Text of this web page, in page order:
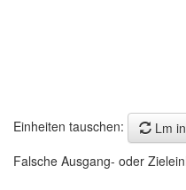
Einheiten tauschen:
Lm
Falsche Ausgang- oder